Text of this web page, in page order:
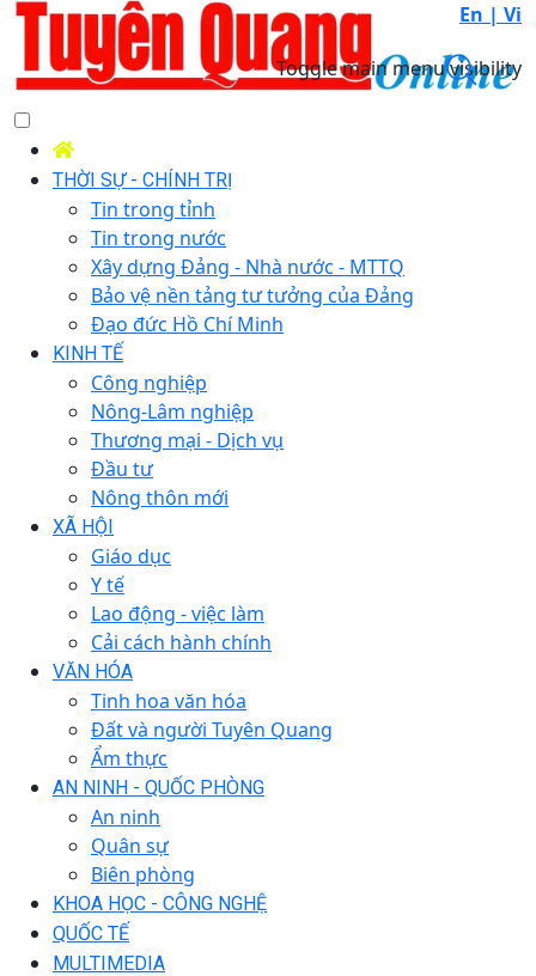
En | Vi
Toggle main menu visibility
THỜI SỰ - CHÍNH TRỊ
Tin trong tỉnh
Tin trong nước
Xây dựng Đảng - Nhà nước - MTTQ
Bảo vệ nền tảng tư tưởng của Đảng
Đạo đức Hồ Chí Minh
KINH TẾ
Công nghiệp
Nông-Lâm nghiệp
Thương mại - Dịch vụ
Đầu tư
Nông thôn mới
XÃ HỘI
Giáo dục
Y tế
Lao động - việc làm
Cải cách hành chính
VĂN HÓA
Tinh hoa văn hóa
Đất và người Tuyên Quang
Ẩm thực
AN NINH - QUỐC PHÒNG
An ninh
Quân sự
Biên phòng
KHOA HỌC - CÔNG NGHỆ
QUỐC TẾ
MULTIMEDIA